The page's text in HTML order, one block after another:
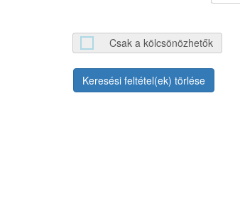
Csak a kölcsönözhetők
Keresési feltétel(ek) törlése